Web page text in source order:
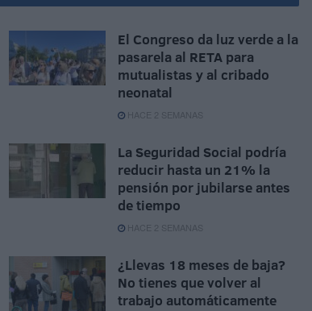
El Congreso da luz verde a la
pasarela al RETA para
mutualistas y al cribado
neonatal
HACE 2 SEMANAS
La Seguridad Social podría
reducir hasta un 21% la
pensión por jubilarse antes
de tiempo
HACE 2 SEMANAS
¿Llevas 18 meses de baja?
No tienes que volver al
trabajo automáticamente